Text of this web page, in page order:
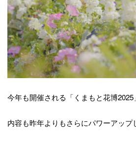
今年も開催される「くまもと花博2025
内容も昨年よりもさらにパワーアップ